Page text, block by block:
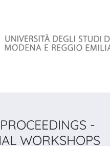
-
WORKSHOPS